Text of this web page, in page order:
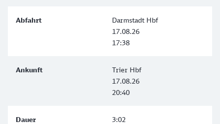
Darmstadt Hbf
17.08.26
17:38
Trier Hbf
17.08.26
20:40
3:02